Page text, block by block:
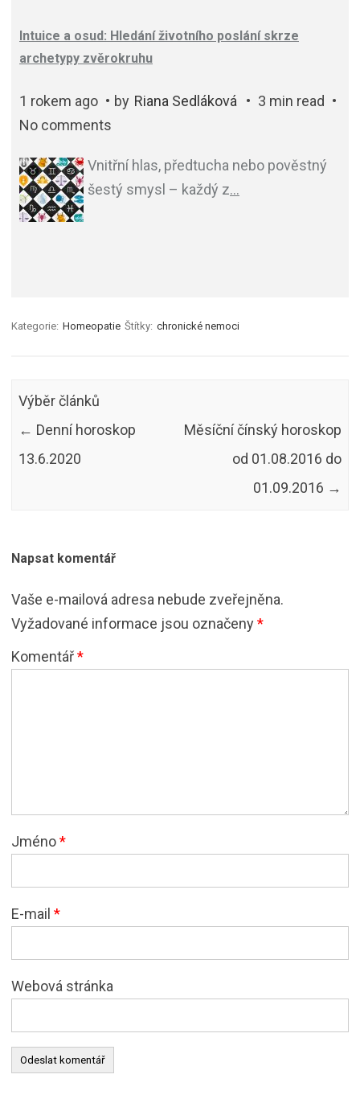
Intuice a osud: Hledání životního poslání skrze
archetypy zvěrokruhu
1 rokem ago by Riana Sedláková
3 min read
No comments
Vnitřní hlas, předtucha nebo pověstný
šestý smysl – každý z…
Kategorie: Homeopatie Štítky: chronické nemoci
Výběr článků
← Denní horoskop
13.6.2020
Měsíční čínský horoskop
od 01.08.2016 do
01.09.2016 →
Napsat komentář
Vaše e-mailová adresa nebude zveřejněna.
Vyžadované informace jsou označeny*
Komentář*
Jméno*
E-mail *
Webová stránka